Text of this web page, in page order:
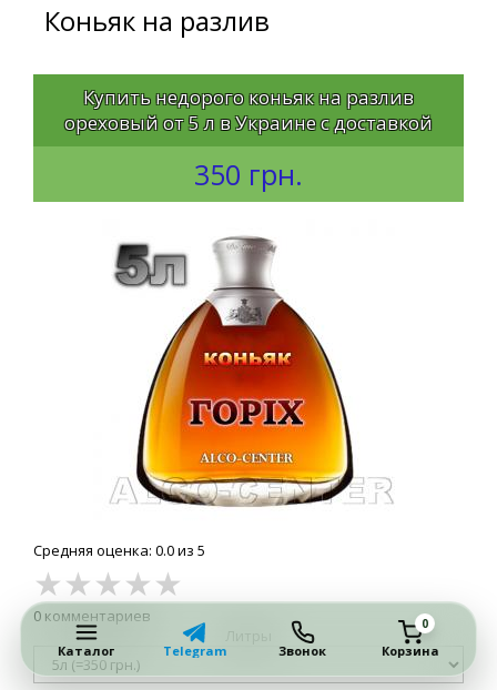
Каталог Telegram Звонок Корзина
0
Коньяк на разлив
Купить недорого коньяк на разлив
ореховый от 5 л в Украине с доставкой
350 грн.
Средняя оценка: 0.0 из 5
★★★★★
0 комментариев